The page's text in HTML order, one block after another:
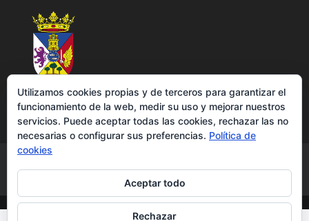
Política de cookies
Accesibilidad
Utilizamos cookies propias y de terceros para garantizar el
funcionamiento de la web, medir su uso y mejorar nuestros
servicios. Puede aceptar todas las cookies, rechazar las no
necesarias o configurar sus preferencias. Política de
cookies
Aceptar todo
Rechazar